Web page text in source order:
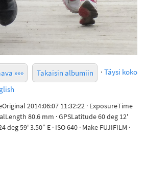
»»» Takaisin albumiin · Täysi koko
2014:06:07 11:32:22 · ExposureTime
80.6 mm · GPSLatitude 60 deg 12'
deg 59' 3.50” E · ISO 640 · Make FUJIFILM ·